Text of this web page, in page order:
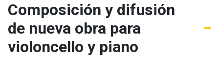
Composición y difusión
de nueva obra para
violoncello y piano